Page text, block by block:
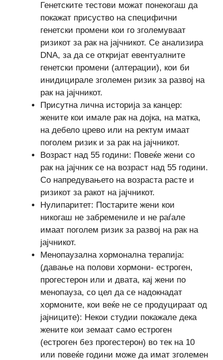
Генетските тестови можат понекогаш да
покажат присуство на специфични
генетски промени кои го зголемуваат
ризикот за рак на јајчникот. Се анализира
DNA, за да се откријат евентуалните
генетски промени (алтерации), кои би
инидицирале зголемен ризик за развој на
рак на јајчникот.
Присутна лична историја за канцер:
жените кои имале рак на дојка, на матка,
на дебело црево или на ректум имаат
поголем ризик и за рак на јајчникот.
Возраст над 55 години: Повеќе жени со
рак на јајчник се на возраст над 55 години.
Со напредувањето на возраста расте и
ризикот за ракот на јајчникот.
Нулипаритет: Постарите жени кои
никогаш не забремениле и не раѓале
имаат поголем ризик за развој на рак на
јајчникот.
Менопаузална хормонална терапија:
(давање на полови хормони- естроген,
прогестерон или и двата, кај жени по
менопауза, со цел да се надокнадат
хормоните, кои веќе не се продуцираат од
јајниците): Некои студии покажале дека
жените кои земаат само естроген
(естроген без прогестерон) во тек на 10
или повеќе години може да имат зголемен